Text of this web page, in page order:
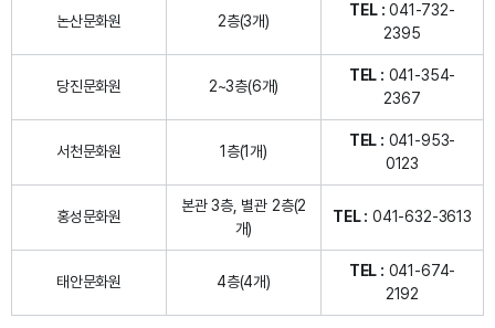
논산문화원 2층(3개)
TEL : 041-732-
2395
당진문화원 2~3층(6개)
TEL : 041-354-
2367
서천문화원 1층(1개)
TEL : 041-953-
0123
홍성문화원
본관 3층, 별관 2층(2
개)
TEL : 041-632-3613
태안문화원 4층(4개)
TEL : 041-674-
2192